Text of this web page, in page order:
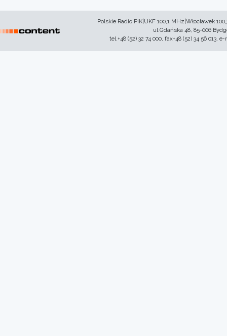
Polskie Radio PiK|UKF 100,1 MHz|Włocławek
ul.Gdańska 48, 85-006
tel.+48 (52) 32 74 000, fax+48 (52) 34 56 013,